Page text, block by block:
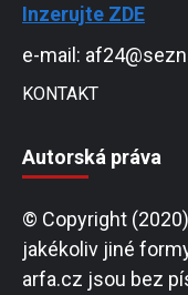
Inzerujte ZDE
e-mail:
KONTAKT
Autorská práva
© Copyright
jakékoliv jiné
arfa.cz jsou bez